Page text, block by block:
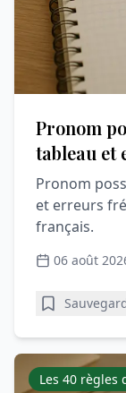
Pronom
tableau et
Pronom
et erreurs
français.
06 août
Les 40 règles